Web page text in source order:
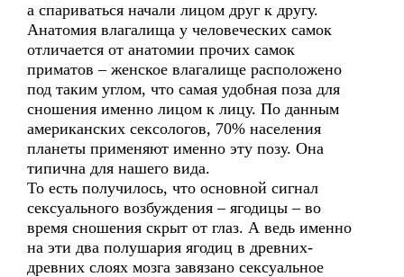
а спариваться начали лицом друг к другу.
Анатомия влагалища у человеческих самок
отличается от анатомии прочих самок
приматов – женское влагалище расположено
под таким углом, что самая удобная поза для
сношения именно лицом к лицу. По данным
американских сексологов, 70% населения
планеты применяют именно эту позу. Она
типична для нашего вида.
То есть получилось, что основной сигнал
сексуального возбуждения – ягодицы – во
время сношения скрыт от глаз. А ведь именно
на эти два полушария ягодиц в древних-
древних слоях мозга завязано сексуальное